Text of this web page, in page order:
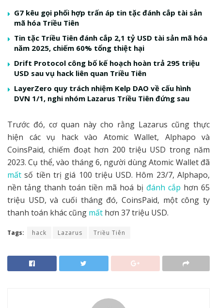
G7 kêu gọi phối hợp trấn áp tin tặc đánh cắp tài sản
mã hóa Triều Tiên
Tin tặc Triều Tiên đánh cắp 2,1 tỷ USD tài sản mã hóa
năm 2025, chiếm 60% tổng thiệt hại
Drift Protocol công bố kế hoạch hoàn trả 295 triệu
USD sau vụ hack liên quan Triều Tiên
LayerZero quy trách nhiệm Kelp DAO về cấu hình
DVN 1/1, nghi nhóm Lazarus Triều Tiên đứng sau
Trước đó, cơ quan này cho rằng Lazarus cũng thực
hiện các vụ hack vào Atomic Wallet, Alphapo và
CoinsPaid, chiếm đoạt hơn 200 triệu USD trong năm
2023. Cụ thể, vào tháng 6, người dùng Atomic Wallet đã
mất số tiền trị giá 100 triệu USD. Hôm 23/7, Alphapo,
nền tảng thanh toán tiền mã hoá bị đánh cắp hơn 65
triệu USD, và cuối tháng đó, CoinsPaid, một công ty
thanh toán khác cũng mất hơn 37 triệu USD.
Tags: hack Lazarus Triều Tiên